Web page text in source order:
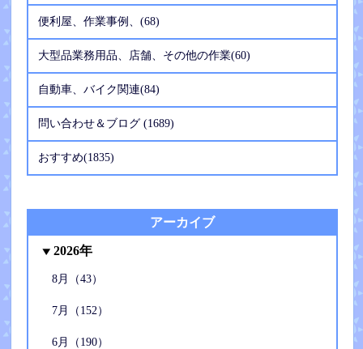
便利屋、作業事例、(68)
大型品業務用品、店舗、その他の作業(60)
自動車、バイク関連(84)
問い合わせ＆ブログ (1689)
おすすめ(1835)
アーカイブ
2026年
8月（43）
7月（152）
6月（190）